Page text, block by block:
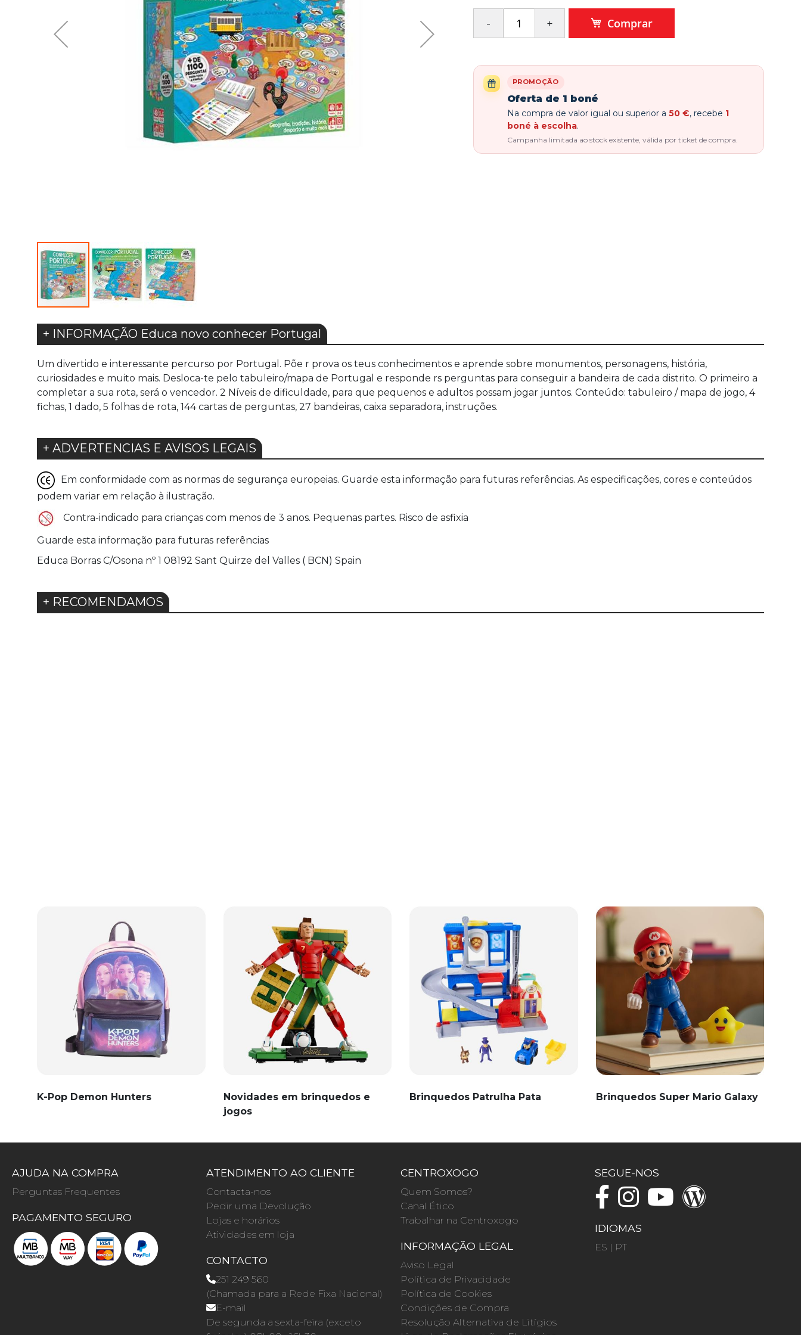
Comprar
PROMOÇÃO
Oferta de 1 boné
Na compra de valor igual ou superior a 50 €, recebe 1
boné à escolha.
Campanha limitada ao stock existente, válida por ticket de compra.
+ INFORMAÇÃO Educa novo conhecer Portugal
Um divertido e interessante percurso por Portugal. Põe r prova os teus conhecimentos e aprende sobre monumentos, personagens, história,
curiosidades e muito mais. Desloca-te pelo tabuleiro/mapa de Portugal e responde rs perguntas para conseguir a bandeira de cada distrito. O primeiro a
completar a sua rota, será o vencedor. 2 Níveis de dificuldade, para que pequenos e adultos possam jogar juntos. Conteúdo: tabuleiro / mapa de jogo, 4
fichas, 1 dado, 5 folhas de rota, 144 cartas de perguntas, 27 bandeiras, caixa separadora, instruções.
+ ADVERTENCIAS E AVISOS LEGAIS
Em conformidade com as normas de segurança europeias. Guarde esta informação para futuras referências. As especificações, cores e conteúdos
podem variar em relação à ilustração.
Contra-indicado para crianças com menos de 3 anos. Pequenas partes. Risco de asfixia
Guarde esta informação para futuras referências
Educa Borras C/Osona nº 1 08192 Sant Quirze del Valles ( BCN) Spain
+ RECOMENDAMOS
K-Pop Demon Hunters
Novidades em brinquedos e
jogos
Brinquedos Patrulha Pata Brinquedos Super Mario Galaxy
AJUDA NA COMPRA
Perguntas Frequentes
PAGAMENTO SEGURO
ATENDIMENTO AO CLIENTE
Contacta-nos
Pedir uma Devolução
Lojas e horários
Atividades em loja
CONTACTO
251 249 560
(Chamada para a Rede Fixa Nacional)
E-mail
De segunda a sexta-feira (exceto
CENTROXOGO
Quem Somos?
Canal Ético
Trabalhar na Centroxogo
INFORMAÇÃO LEGAL
Aviso Legal
Política de Privacidade
Política de Cookies
Condições de Compra
Resolução Alternativa de Litígios
SEGUE-NOS
IDIOMAS
ES | PT